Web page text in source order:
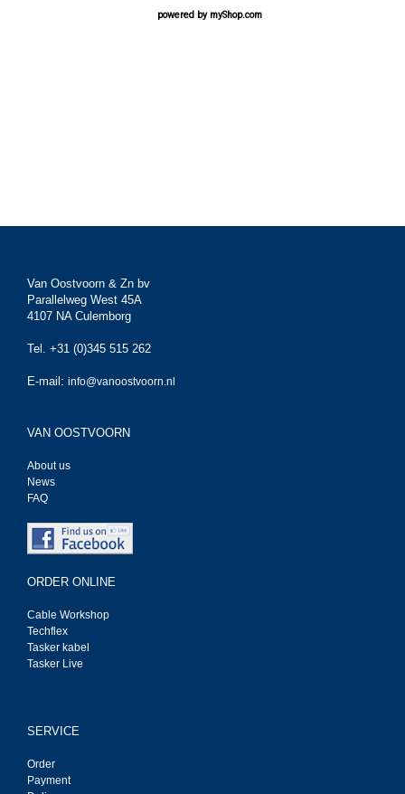
powered by myShop.com
Van Oostvoorn & Zn bv
Parallelweg West 45A
4107 NA Culemborg
Tel. +31 (0)345 515 262
E-mail: info@vanoostvoorn.nl
VAN OOSTVOORN
About us
News
FAQ
ORDER ONLINE
Cable Workshop
Techflex
Tasker kabel
Tasker Live
SERVICE
Order
Payment